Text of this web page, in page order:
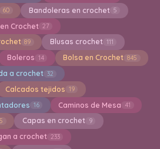
60 Bandoleras en crochet 5
Crochet 27
89 Blusas crochet 111
Boleros 14 Bolsa en Crochet 845
a crochet 32
Calcados tejidos 19
16 Caminos de Mesa 41
Capas en crochet 9
a crochet 233